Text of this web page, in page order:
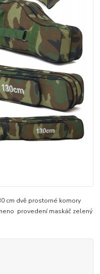
cm dvě prostorné komory
provedení maskáč zelený